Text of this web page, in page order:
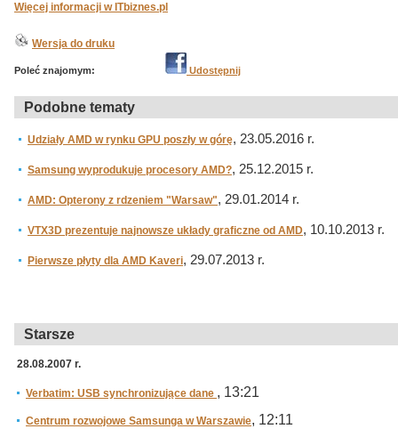
Więcej informacji w ITbiznes.pl
Wersja do druku
Poleć znajomym: Udostępnij
Podobne tematy
Udziały AMD w rynku GPU poszły w górę, 23.05.2016 r.
Samsung wyprodukuje procesory AMD?, 25.12.2015 r.
AMD: Opterony z rdzeniem "Warsaw", 29.01.2014 r.
VTX3D prezentuje najnowsze układy graficzne od AMD, 10.10.2013 r.
Pierwsze płyty dla AMD Kaveri, 29.07.2013 r.
Starsze
28.08.2007 r.
Verbatim: USB synchronizujące dane , 13:21
Centrum rozwojowe Samsunga w Warszawie, 12:11